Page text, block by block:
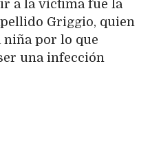
a la víctima fue la
Griggio, quien
niña por lo que
una infección